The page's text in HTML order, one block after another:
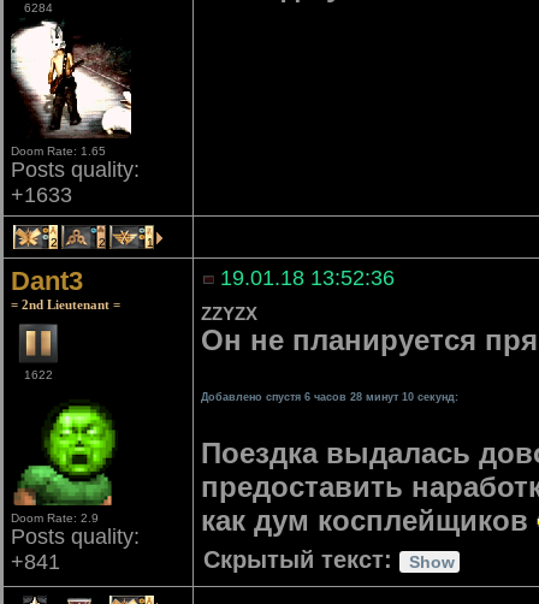
6284
Doom Rate: 1.65
Posts quality:
+1633
2 2 1
Dant3
= 2nd Lieutenant =
1622
Doom Rate: 2.9
Posts quality:
+841
19.01.18 13:52:36
ZZYZX
Он не планируется
Добавлено спустя 6 часов 28 минут 10 секунд:
Поездка выдалась
предоставить
как дум косплейщиков
Скрытый текст: